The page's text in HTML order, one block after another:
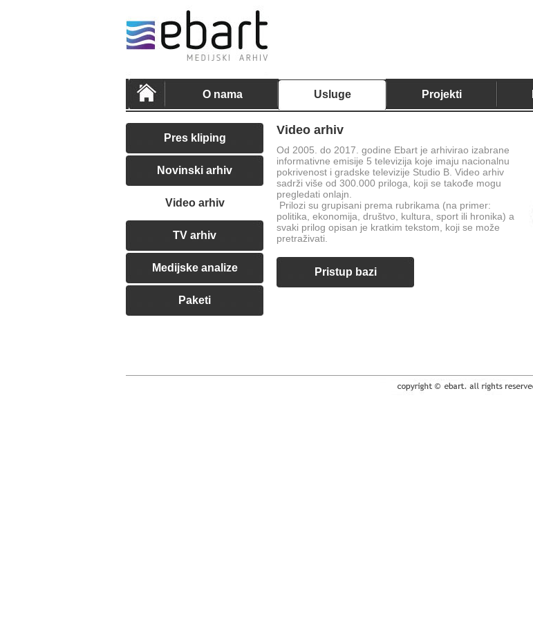
O nama Usluge Projekti
Pres kliping
Novinski arhiv
Video arhiv
TV arhiv
Medijske analize
Paketi
Video arhiv
Od 2005. do 2017. godine Ebart je arhivirao izabrane
informativne emisije 5 televizija koje imaju nacionalnu
pokrivenost i gradske televizije Studio B. Video arhiv
sadrži više od 300.000 priloga, koji se takođe mogu
pregledati onlajn.
Prilozi su grupisani prema rubrikama (na primer:
politika, ekonomija, društvo, kultura, sport ili hronika) a
svaki prilog opisan je kratkim tekstom, koji se može
pretraživati.
Pristup bazi